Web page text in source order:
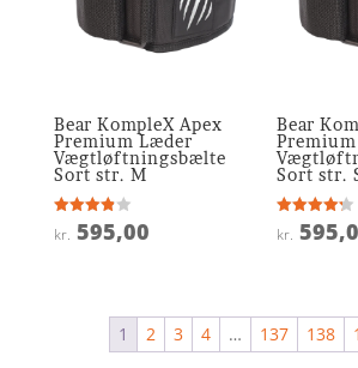
Bear KompleX Apex
Premium Læder
Vægtløftningsbælte
Sort str. M
Vurderet
3.9
kr. 595,00
Bear
Sort str.
Vurderet
4.2
kr.
1 2 3 4 … 137 138